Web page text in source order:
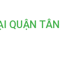
QUẬN TÂN